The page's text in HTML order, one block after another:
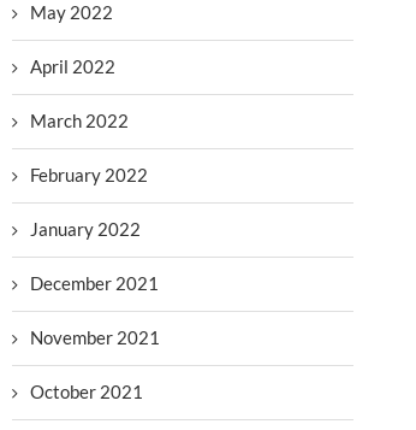
May 2022
April 2022
March 2022
February 2022
January 2022
December 2021
November 2021
October 2021